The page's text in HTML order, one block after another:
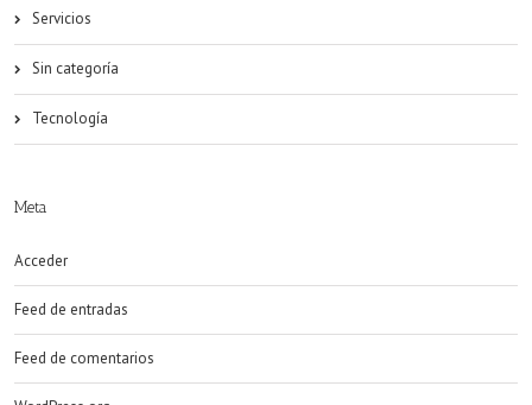
Servicios
Sin categoría
Tecnología
Meta
Acceder
Feed de entradas
Feed de comentarios